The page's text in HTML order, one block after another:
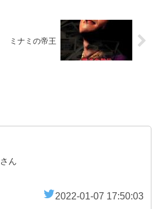
ミナミの帝王
さん
2022-01-07 17:50:03